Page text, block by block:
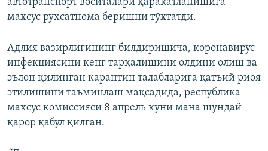
махсус рухсатнома беришни тўхтатди.
Адлия вазирлигининг билдиришича, коронавирус
инфекциясини кенг тарқалишини олдини олиш ва
эълон қилинган карантин талабларига қатъий риоя
этилишини таъминлаш мақсадида, республика
махсус комиссияси 8 апрель куни мана шундай
қарор қабул қилган.